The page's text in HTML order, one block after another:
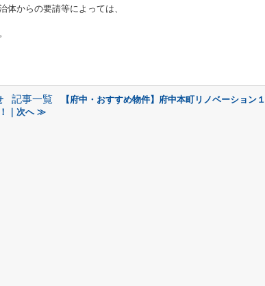
からの要請等によっては、
記事一覧
【府中・おすすめ物件】府中本町リノベーション１
｜次へ ≫